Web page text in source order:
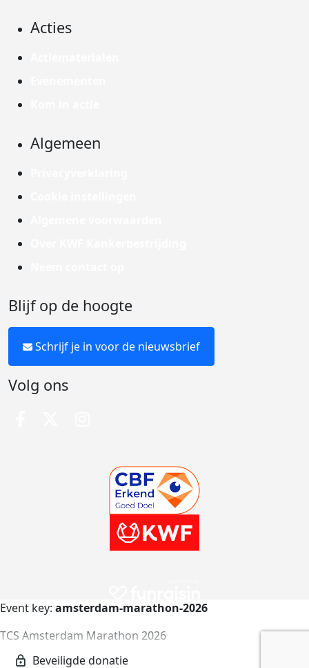
Acties
Algemeen
Blijf op de hoogte
Schrijf je in voor de nieuwsbrief
Volg ons
Event key: amsterdam-marathon-2026
TCS Amsterdam Marathon 2026
amsterdam-marathon-2026